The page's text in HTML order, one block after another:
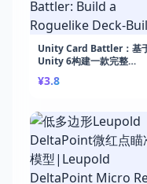
Unity Card Battler：基
Unity 6构建一款完整
免费下载课程）|Unity
Deck-Builder
¥3.8